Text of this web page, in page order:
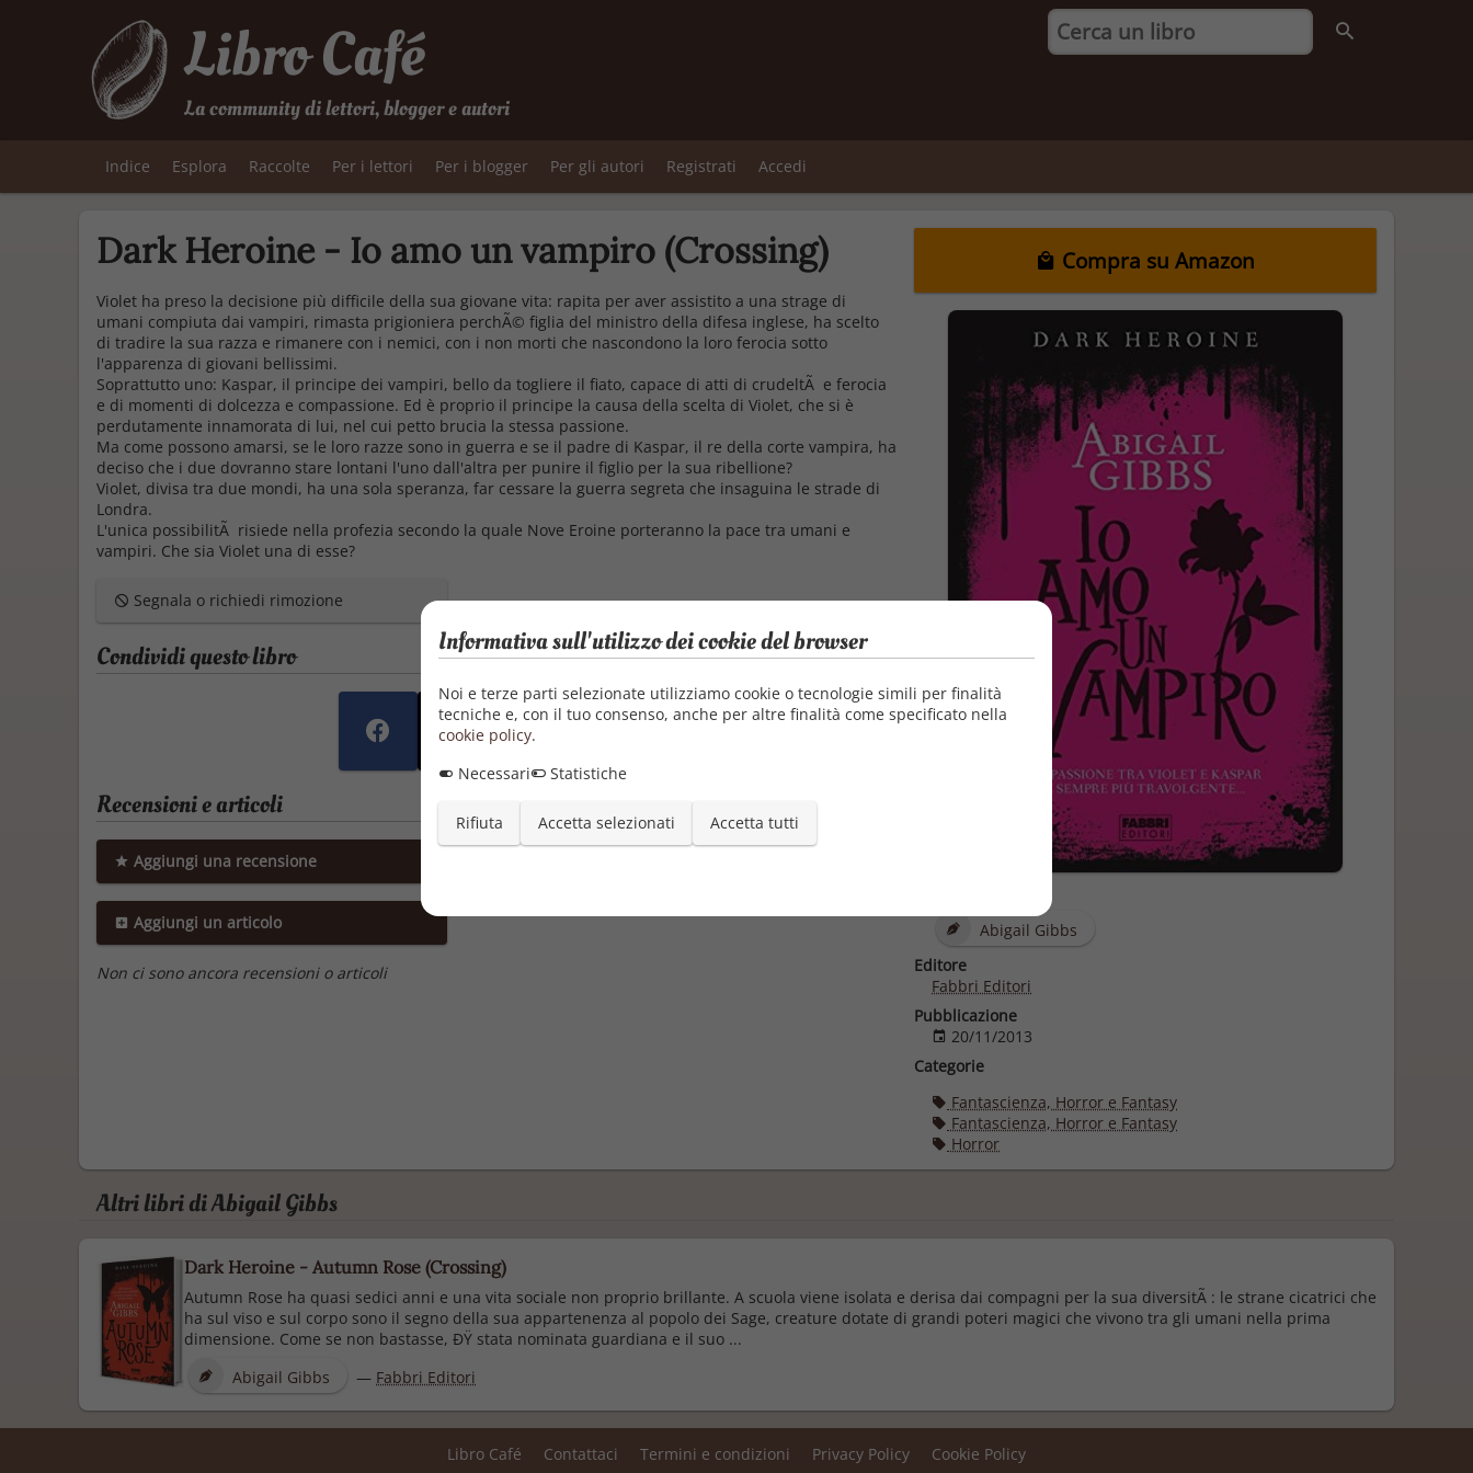
Libro Café
La community di lettori, blogger e autori
Indice Esplora Raccolte Per i lettori Per i blogger Per gli autori Registrati Accedi
Dark Heroine - Io amo un vampiro (Crossing) Compra su Amazon
Abigail Gibbs
Editore
Fabbri Editori
Pubblicazione
20/11/2013
Categorie
Fantascienza, Horror e Fantasy
Fantascienza, Horror e Fantasy
Horror
Violet ha preso la decisione più difficile della sua giovane vita: rapita per aver assistito a una strage di
umani compiuta dai vampiri, rimasta prigioniera perchÃ© figlia del ministro della difesa inglese, ha scelto
di tradire la sua razza e rimanere con i nemici, con i non morti che nascondono la loro ferocia sotto
l'apparenza di giovani bellissimi.
Soprattutto uno: Kaspar, il principe dei vampiri, bello da togliere il fiato, capace di atti di crudeltÃ e ferocia
e di momenti di dolcezza e compassione. Ed è proprio il principe la causa della scelta di Violet, che si è
perdutamente innamorata di lui, nel cui petto brucia la stessa passione.
Ma come possono amarsi, se le loro razze sono in guerra e se il padre di Kaspar, il re della corte vampira, ha
deciso che i due dovranno stare lontani l'uno dall'altra per punire il figlio per la sua ribellione?
Violet, divisa tra due mondi, ha una sola speranza, far cessare la guerra segreta che insaguina le strade di
Londra.
L'unica possibilitÃ risiede nella profezia secondo la quale Nove Eroine porteranno la pace tra umani e
vampiri. Che sia Violet una di esse?
Segnala o richiedi rimozione
Condividi questo libro
Recensioni e articoli
Aggiungi una recensione
Aggiungi un articolo
Non ci sono ancora recensioni o articoli
Altri libri di Abigail Gibbs
Dark Heroine - Autumn Rose (Crossing)
Autumn Rose ha quasi sedici anni e una vita sociale non proprio brillante. A scuola viene isolata e derisa dai compagni per la sua diversitÃ : le strane cicatrici che
ha sul viso e sul corpo sono il segno della sua appartenenza al popolo dei Sage, creature dotate di grandi poteri magici che vivono tra gli umani nella prima
dimensione. Come se non bastasse, ÐŸ stata nominata guardiana e il suo ...
Abigail Gibbs
— Fabbri Editori
Libro Café Contattaci Termini e condizioni Privacy Policy Cookie Policy
Informativa sull'utilizzo dei cookie del browser
Noi e terze parti selezionate utilizziamo cookie o tecnologie simili per finalità
tecniche e, con il tuo consenso, anche per altre finalità come specificato nella
cookie policy.
Necessari
Statistiche
Rifiuta Accetta selezionati Accetta tutti